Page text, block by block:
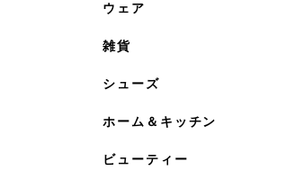
ウェア
雑貨
シューズ
ホーム＆キッチン
ビューティー